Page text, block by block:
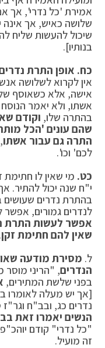
אמירת 'כל נדרי', אך
שלושה כאיש, אך
שיכול להעשות שליח
בנותיו].
כח. אופן התרת
אין לקרוא לשלושה
אישה, אלא כשאוסף
אשתו, ולא יאמר
בהתרה שלו, וקודם
שהם עונים 'הכל
התרה גם עבור אשתו
לכם' וכו'.
כט. מי שאין לו חתימת
י"ח שנה יכול להתיר.
בהתרת נדרים שעושים
לנדרים גמורים, אפשר
אפשר לעשות התרת
שאין להם חתימת זקן.
ל. מסירת מודעה
הנדרים, "הריני מוסר
בפני שלשת המתירים,
[אך יש מעלה לאומרו
נדרים כג, ובב"ח וגר"ז
הנשים יאמרו זאת
"כל נדרי" קודם
זה מועיל.